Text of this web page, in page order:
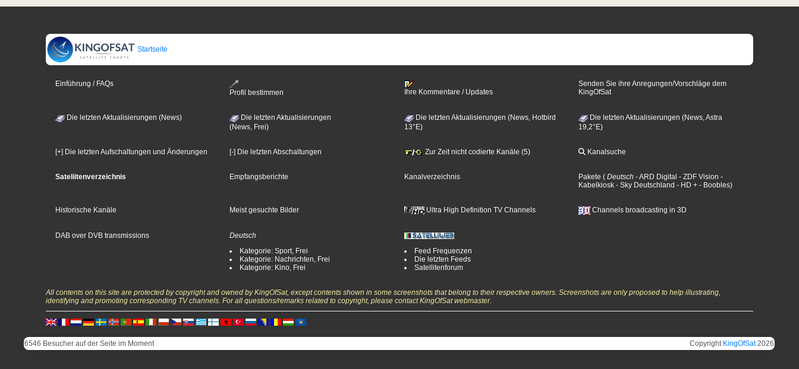
Startseite
Einführung / FAQs
Profil bestimmen
Ihre Kommentare / Updates
Senden Sie ihre Anregungen/Vorschläge dem
KingOfSat
Die letzten Aktualisierungen (News)
Die letzten Aktualisierungen
(News, Frei)
Die letzten Aktualisierungen (News, Hotbird
13°E)
Die letzten Aktualisierungen (News, Astra
19,2°E)
[+] Die letzten Aufschaltungen und Änderungen [-] Die letzten Abschaltungen Zur Zeit nicht codierte Kanäle (5) Kanalsuche
Sateliitenverzeichnis Empfangsberichte Kanalverzeichnis Pakete ( Deutsch - ARD Digital - ZDF Vision -
Kabelkiosk - Sky Deutschland - HD + - Boobles)
Historische Kanäle Meist gesuchte Bilder Ultra High Definition TV Channels Channels broadcasting in 3D
DAB over DVB transmissions
Deutsch
Kategorie: Sport, Frei
Kategorie: Nachrichten, Frei
Kategorie: Kino, Frei
Feed Frequenzen
Die letzten Feeds
Satellitenforum
All contents on this site are protected by copyright and owned by KingOfSat, except contents shown in some screenshots that belong to their respective owners. Screenshots are only proposed to help illustrating,
identifying and promoting corresponding TV channels. For all questions/remarks related to copyright, please contact KingOfSat webmaster.
6546 Besucher auf der Seite im Moment Copyright KingOfSat2026